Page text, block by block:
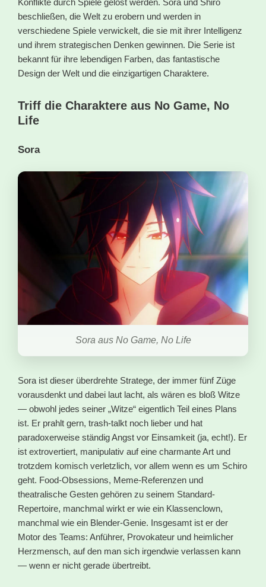
beschließen, die Welt zu erobern und werden in
verschiedene Spiele verwickelt, die sie mit ihrer Intelligenz
und ihrem strategischen Denken gewinnen. Die Serie ist
bekannt für ihre lebendigen Farben, das fantastische
Design der Welt und die einzigartigen Charaktere.
Triff die Charaktere aus No Game, No
Life
Sora
Sora aus No Game, No Life
Sora ist dieser überdrehte Stratege, der immer fünf Züge
vorausdenkt und dabei laut lacht, als wären es bloß Witze
— obwohl jedes seiner „Witze“ eigentlich Teil eines Plans
ist. Er prahlt gern, trash-talkt noch lieber und hat
paradoxerweise ständig Angst vor Einsamkeit (ja, echt!). Er
ist extrovertiert, manipulativ auf eine charmante Art und
trotzdem komisch verletzlich, vor allem wenn es um Schiro
geht. Food-Obsessions, Meme-Referenzen und
theatralische Gesten gehören zu seinem Standard-
Repertoire, manchmal wirkt er wie ein Klassenclown,
manchmal wie ein Blender-Genie. Insgesamt ist er der
Motor des Teams: Anführer, Provokateur und heimlicher
Herzmensch, auf den man sich irgendwie verlassen kann
— wenn er nicht gerade übertreibt.